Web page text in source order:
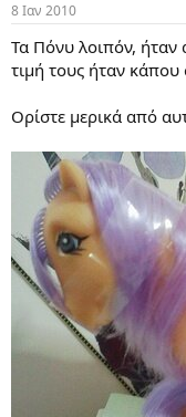
8 Ιαν 2010
Τα Πόνυ λοιπόν, ήταν
τιμή τους ήταν
Ορίστε μερικά από